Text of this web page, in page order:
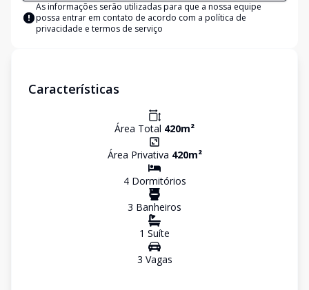
As informações serão utilizadas para que a nossa equipe
possa entrar em contato de acordo com a política de
privacidade e termos de serviço
Características
Área Total 420m²
Área Privativa 420m²
4Dormitórios
3 Banheiros
1 Suíte
3 Vagas